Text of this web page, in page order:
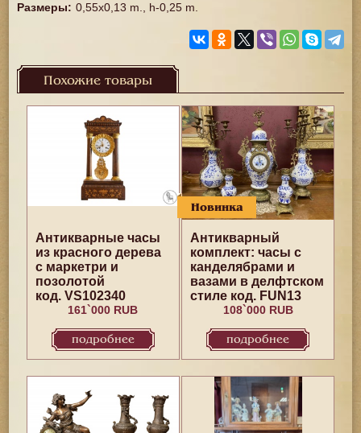
Размеры: 0,55x0,13 m., h-0,25 m.
Похожие товары
Антикварные часы
из красного дерева
с маркетри и
позолотой
код. VS102340
161`000 RUB
подробнее
Новинка
Антикварный
комплект: часы с
канделябрами и
вазами в делфтском
стиле код. FUN13
108`000 RUB
подробнее